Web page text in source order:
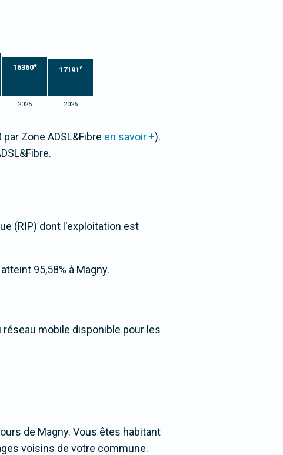
16360e
17191 e
2025 2026
Zone ADSL&Fibre en savoir +).
(RIP) dont l'exploitation est
95,58% à Magny.
mobile disponible pour les
de Magny. Vous êtes habitant
voisins de votre commune.